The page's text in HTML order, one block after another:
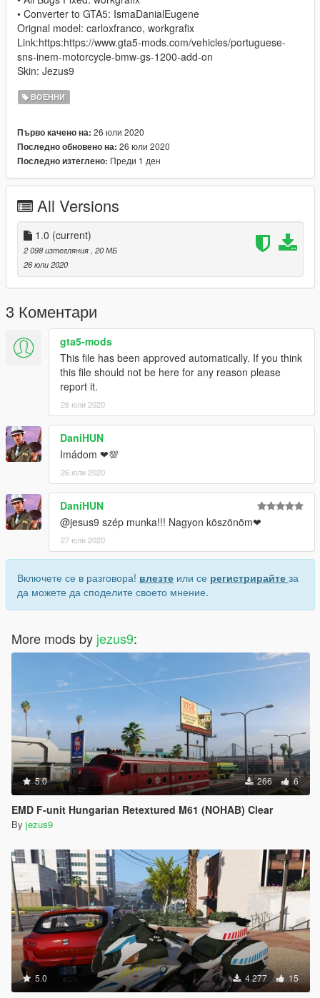
• Converter to GTA5: IsmaDanialEugene
Orignal model: carloxfranco, workgrafix
Link:https:https://www.gta5-mods.com/vehicles/portuguese-
sns-inem-motorcycle-bmw-gs-1200-add-on
Skin: Jezus9
ВОЕННИ
Първо качено на: 26 юли 2020
Последно обновено на: 26 юли 2020
Последно изтеглено: Преди 1 ден
All Versions
1.0 (current)
2 098 изтегляния , 20 МБ
26 юли 2020
3 Коментари
gta5-mods
This file has been approved automatically. If you think
this file should not be here for any reason please
report it.
26 юли 2020
DaniHUN
Imádom ❤💯
26 юли 2020
DaniHUN
@jesus9 szép munka!!! Nagyon köszönöm❤
27 юли 2020
Включете се в разговора! влезте или се регистрирайте за
да можете да споделите своето мнение.
More mods by jezus9:
5.0 266 6
EMD F-unit Hungarian Retextured M61 (NOHAB) Clear
By jezus9
5.0 4 277 15